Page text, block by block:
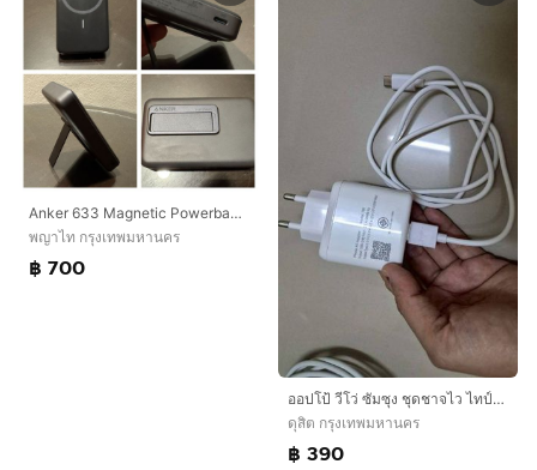
Anker 633 Magnetic Powerbank 10,000mAh (30W Fast Charge) with Foldable Stand - Like New
พญาไท กรุงเทพมหานคร
฿ 700
ออปโป้ วีโว่ ซัมซุง ชุดชาจไว ไทป์C ได้กับแอนอรอยทุกยี่ห้อ มาตรฐาน ลดจาก790
ดุสิต กรุงเทพมหานคร
฿ 390